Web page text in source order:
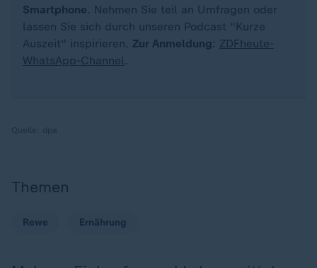
Smartphone. Nehmen Sie teil an Umfragen oder
lassen Sie sich durch unseren Podcast "Kurze
Auszeit" inspirieren. Zur Anmeldung : ZDFheute-
WhatsApp-Channel.
Themen
Rewe Ernährung